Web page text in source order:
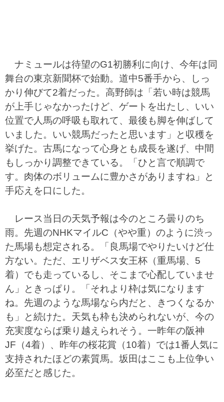
ナミュールは待望のG1初勝利に向け、今年は同
舞台の東京新聞杯で始動。道中5番手から、しっ
かり伸びて2着だった。高野師は「若い時は競馬
が上手じゃなかったけど、ゲートを出たし、いい
位置で人馬の呼吸も取れて、最後も脚を伸ばして
いました。いい競馬だったと思います」と収穫を
挙げた。古馬になって心身とも成長を遂げ、中間
もしっかり調整できている。「ひと言で順調で
す。肉体のボリュームに豊かさがありますね」と
手応えを口にした。
レース当日の天気予報は今のところ曇りのち
雨。先週のNHKマイルC（やや重）のように渋っ
た馬場も想定される。「良馬場でやりたいけど仕
方ない。ただ、エリザベス女王杯（重馬場、5
着）でも走っているし、そこまで心配していませ
ん」ときっぱり。「それより枠は気になります
ね。先週のような馬場なら内だと、きつくなるか
も」と続けた。天気も枠も決められないが、今の
充実度ならば乗り越えられそう。一昨年の阪神
JF（4着）、昨年の桜花賞（10着）では1番人気に
支持されたほどの素質馬。坂田はここも上位争い
必至だと感じた。